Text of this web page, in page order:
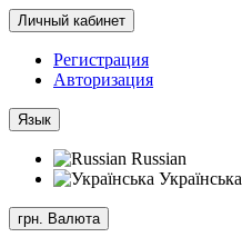
Личный кабинет
Регистрация
Авторизация
Язык
Russian
Українська
грн. Валюта